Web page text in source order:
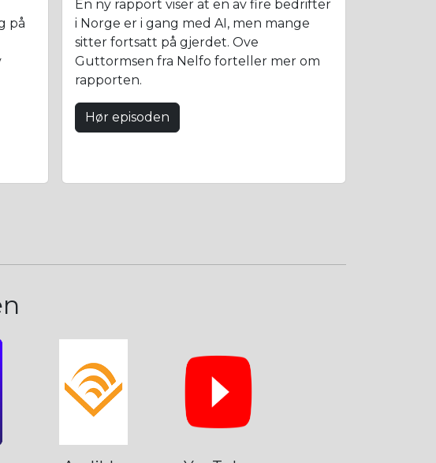
på
En ny rapport viser at en av fire bedrifter
i Norge er i gang med AI, men mange
sitter fortsatt på gjerdet. Ove
Guttormsen fra Nelfo forteller mer om
rapporten.
Hør episoden